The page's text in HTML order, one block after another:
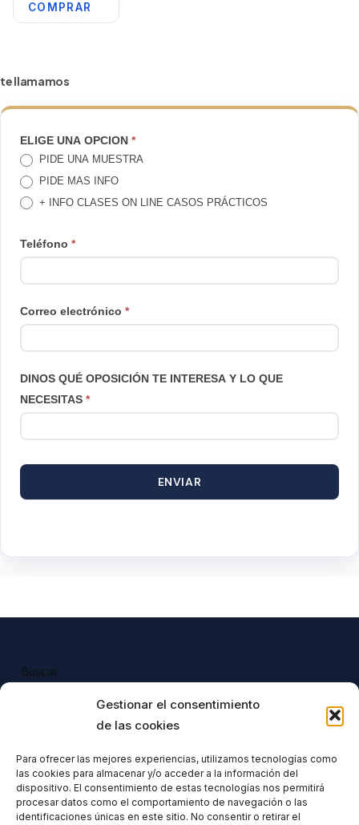
Gestionar el consentimiento
de las cookies
Para ofrecer las mejores experiencias, utilizamos tecnologías como
las cookies para almacenar y/o acceder a la información del
dispositivo. El consentimiento de estas tecnologías nos permitirá
procesar datos como el comportamiento de navegación o las
identificaciones únicas en este sitio. No consentir o retirar el
COMPRAR
te llamamos
TE
LLAMAMOS
ELIGE UNA OPCION *
PIDE UNA MUESTRA
PIDE MAS INFO
+ INFO CLASES ON LINE CASOS PRÁCTICOS
Teléfono *
Correo electrónico *
DINOS QUÉ OPOSICIÓN TE INTERESA Y LO QUE
NECESITAS *
ENVIAR
Buscar
Todos nuestros productos tienen
incluido el IVA en su precio.